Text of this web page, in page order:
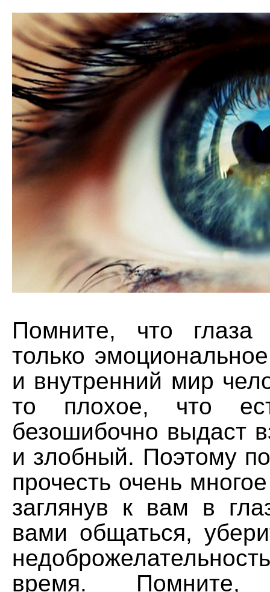
Помните, что
только
и внутренний мир
то плохое, что
безошибочно выдаст
и злобный. Поэтому
прочесть очень
заглянув к вам в
вами общаться,
время.